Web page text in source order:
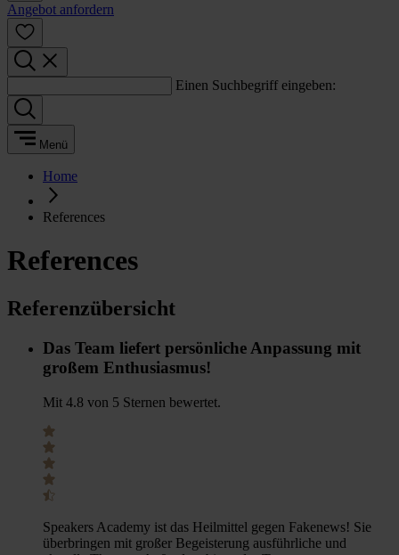
Angebot anfordern
Einen Suchbegriff eingeben:
Menü
Home
References
References
Referenzübersicht
Das Team liefert persönliche Anpassung mit
großem Enthusiasmus!
Mit 4.8 von 5 Sternen bewertet.
Speakers Academy ist das Heilmittel gegen Fakenews! Sie
überbringen mit großer Begeisterung ausführliche und